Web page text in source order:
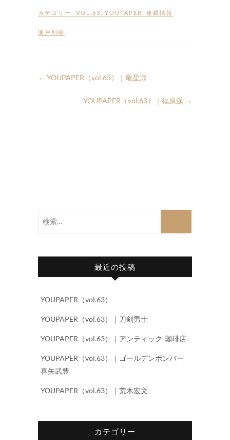
カテゴリー: VOL.63 YOUPAPER 連載情報
瀬戸利樹
← YOUPAPER（vol.63）｜竜星涼
YOUPAPER（vol.63）｜福原遥 →
最近の投稿
YOUPAPER（vol.63）
YOUPAPER（vol.63）｜刀剣男士
YOUPAPER（vol.63）｜アンティック-珈琲店-
YOUPAPER（vol.63）｜ゴールデンボンバー
喜矢武豊
YOUPAPER（vol.63）｜荒木宏文
カテゴリー